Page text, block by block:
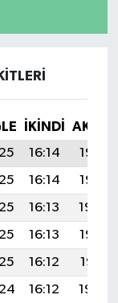
İKINDI
16:14
19:26
16:14
19:25
16:13
19:24
16:13
19:22
16:12
19:21
16:12
19:20